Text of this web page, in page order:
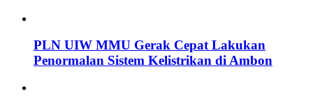
PLN UIW MMU Gerak Cepat Lakukan
Penormalan Sistem Kelistrikan di Ambon